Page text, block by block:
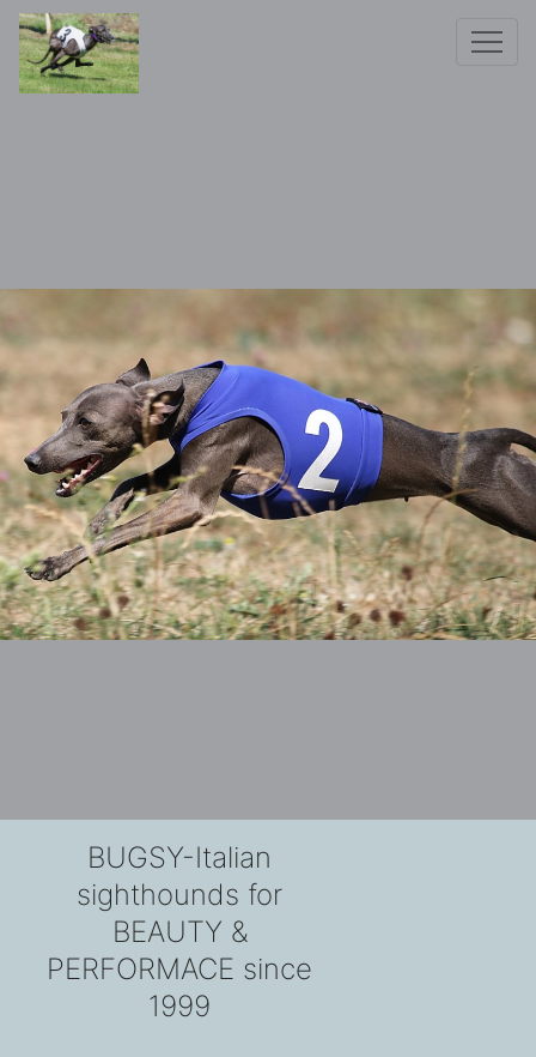
BUGSY-Italian
sighthounds for
BEAUTY &
PERFORMACE since
1999